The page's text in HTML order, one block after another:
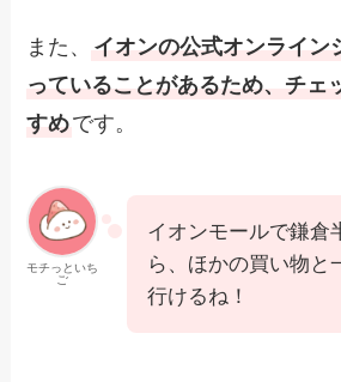
また、
イオンの公式オンライン
っていることがあるため、チェ
すめです。
モチっといち
ご
イオンモールで鎌倉
ら、ほかの買い物と
行けるね！